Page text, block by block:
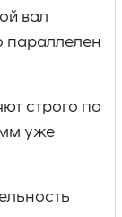
вал
параллелен
строго по
мм уже